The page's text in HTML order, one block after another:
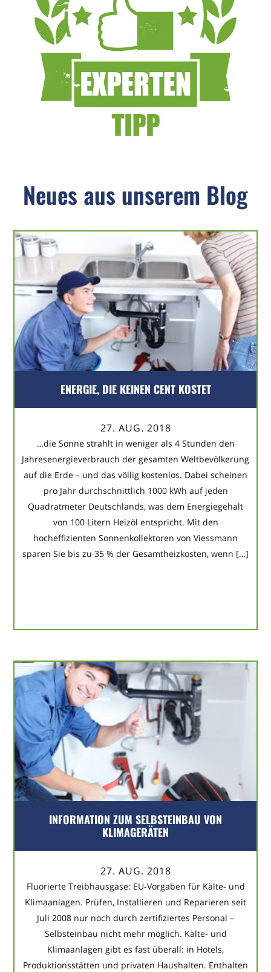
Neues aus unserem Blog
ENERGIE, DIE KEINEN CENT KOSTET
27. AUG. 2018
…die Sonne strahlt in weniger als 4 Stunden den
Jahresenergieverbrauch der gesamten Weltbevölkerung
auf die Erde – und das völlig kostenlos. Dabei scheinen
pro Jahr durchschnittlich 1000 kWh auf jeden
Quadratmeter Deutschlands, was dem Energiegehalt
von 100 Litern Heizöl entspricht. Mit den
hocheffizienten Sonnenkollektoren von Viessmann
sparen Sie bis zu 35 % der Gesamtheizkosten, wenn […]
INFORMATION ZUM SELBSTEINBAU VON
KLIMAGERÄTEN
27. AUG. 2018
Fluorierte Treibhausgase: EU-Vorgaben für Kälte- und
Klimaanlagen. Prüfen, Installieren und Reparieren seit
Juli 2008 nur noch durch zertifiziertes Personal –
Selbsteinbau nicht mehr möglich. Kälte- und
Klimaanlagen gibt es fast überall: in Hotels,
Produktionsstätten und privaten Haushalten. Enthalten